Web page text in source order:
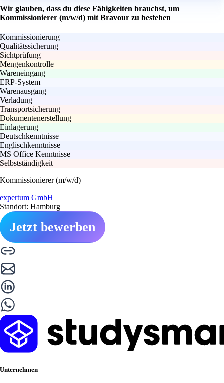
Wir glauben, dass du diese Fähigkeiten brauchst, um
Kommissionierer (m/w/d) mit Bravour zu bestehen
Kommissionierung
Qualitätssicherung
Sichtprüfung
Mengenkontrolle
Wareneingang
ERP-System
Warenausgang
Verladung
Transportsicherung
Dokumentenerstellung
Einlagerung
Deutschkenntnisse
Englischkenntnisse
MS Office Kenntnisse
Selbstständigkeit
Kommissionierer (m/w/d)
expertum GmbH
Standort: Hamburg
Jetzt bewerben
Unternehmen